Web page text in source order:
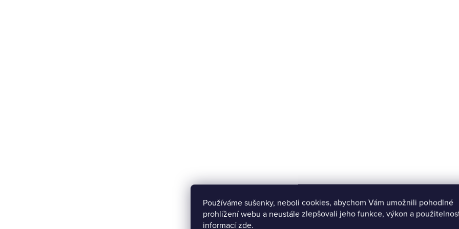
Používáme sušenky, neboli cookies, abychom Vám umožnili pohodlné
prohlížení webu a neustále zlepšovali jeho funkce, výkon a
informací zde.